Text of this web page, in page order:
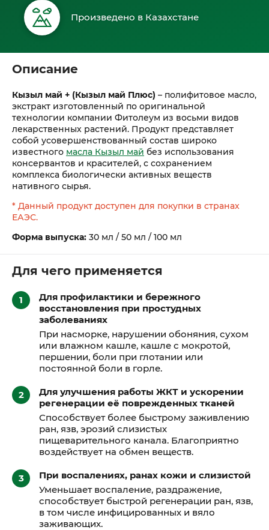
Произведено в Казахстане
Описание
Кызыл май + (Кызыл май Плюс) – полифитовое масло,
экстракт изготовленный по оригинальной
технологии компании Фитолеум из восьми видов
лекарственных растений. Продукт представляет
собой усовершенствованный состав широко
известного масла Кызыл май без использования
консервантов и красителей, с сохранением
комплекса биологически активных веществ
нативного сырья.
* Данный продукт доступен для покупки в странах
ЕАЭС.
Форма выпуска: 30 мл / 50 мл / 100 мл
Для чего применяется
Для профилактики и бережного
восстановления при простудных
заболеваниях
При насморке, нарушении обоняния, сухом
или влажном кашле, кашле с мокротой,
першении, боли при глотании или
постоянной боли в горле.
Для улучшения работы ЖКТ и ускорении
регенерации её поврежденных тканей
Способствует более быстрому заживлению
ран, язв, эрозий слизистых
пищеварительного канала. Благоприятно
воздействует на обмен веществ.
При воспалениях, ранах кожи и слизистой
Уменьшает воспаление, раздражение,
способствует быстрой регенерации ран, язв,
в том числе инфицированных и вяло
заживающих.